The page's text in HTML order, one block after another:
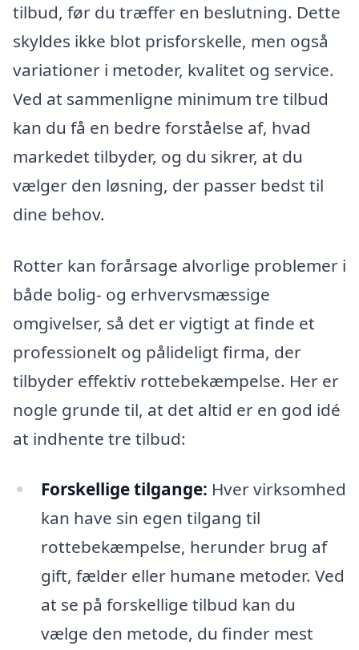
tilbud, før du træffer en beslutning. Dette
skyldes ikke blot prisforskelle, men også
variationer i metoder, kvalitet og service.
Ved at sammenligne minimum tre tilbud
kan du få en bedre forståelse af, hvad
markedet tilbyder, og du sikrer, at du
vælger den løsning, der passer bedst til
dine behov.
Rotter kan forårsage alvorlige problemer i
både bolig- og erhvervsmæssige
omgivelser, så det er vigtigt at finde et
professionelt og pålideligt firma, der
tilbyder effektiv rottebekæmpelse. Her er
nogle grunde til, at det altid er en god idé
at indhente tre tilbud:
Forskellige tilgange: Hver virksomhed
kan have sin egen tilgang til
rottebekæmpelse, herunder brug af
gift, fælder eller humane metoder. Ved
at se på forskellige tilbud kan du
vælge den metode, du finder mest